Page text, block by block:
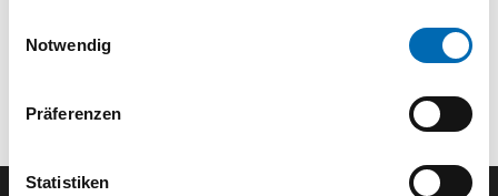
Notwendig
Präferenzen
Statistiken